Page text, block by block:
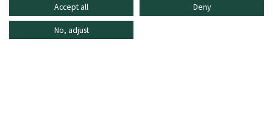
Accept all Deny
No, adjust